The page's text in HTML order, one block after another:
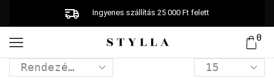
Ingyenes szállítás 25 000 Ft felett
0